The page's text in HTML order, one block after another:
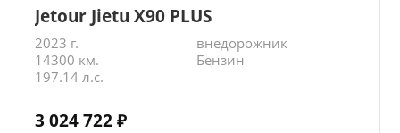
Jetour Jietu X90 PLUS
2023 г.
внедорожник
14300 км.
Бензин
197.14 л.с.
3 024 722 ₽